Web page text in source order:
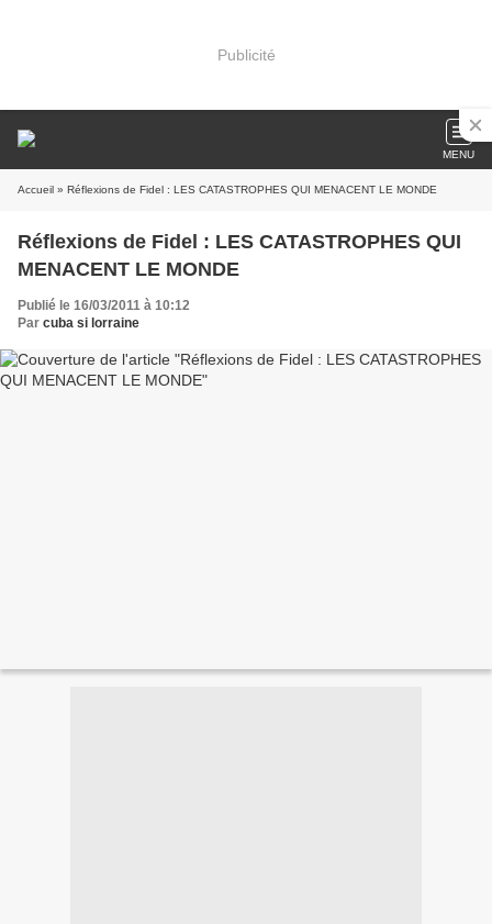
Publicité
MENU
Accueil » Réflexions de Fidel : LES CATASTROPHES QUI MENACENT LE MONDE
Réflexions de Fidel : LES CATASTROPHES QUI
MENACENT LE MONDE
Publié le 16/03/2011 à 10:12
Par cuba si lorraine